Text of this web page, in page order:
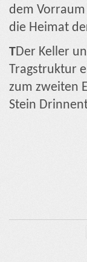
dem
die Heimat
TDer Keller
Tragstruktur
zum zweiten
Stein